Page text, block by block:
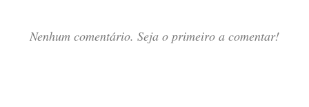
Nenhum comentário. Seja o primeiro a comentar!